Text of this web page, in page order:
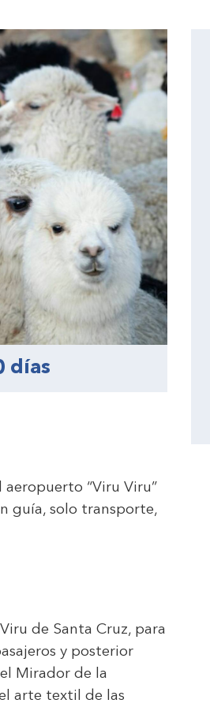
días
“Viru Viru”
guía, solo transporte,
de Santa Cruz, para
y posterior
Mirador de la
arte textil de las